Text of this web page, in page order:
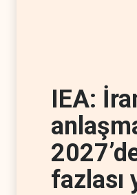
IEA:
fazlası